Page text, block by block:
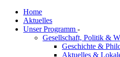
Home
Aktuelles
Unser Programm -
Gesellschaft, Politik &
Geschichte &
Aktuelles &